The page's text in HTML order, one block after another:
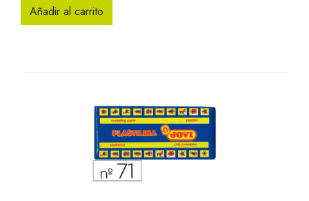
Añadir al carrito